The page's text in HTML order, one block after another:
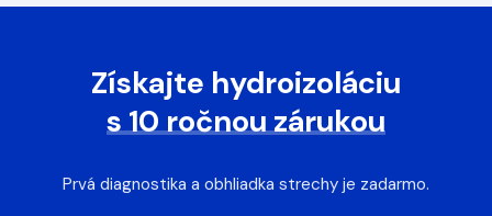
Získajte hydroizoláciu
s 10 ročnou zárukou
Prvá diagnostika a obhliadka strechy je zadarmo.